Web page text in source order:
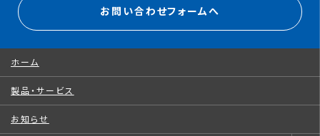
お問い合わせフォームへ
ホーム
製品・サービス
お知らせ